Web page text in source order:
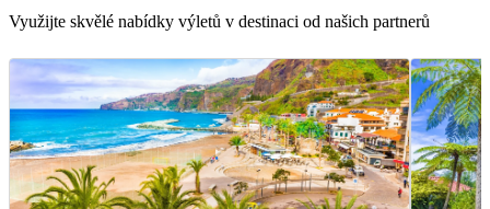
Využijte skvělé nabídky výletů v destinaci od našich partnerů